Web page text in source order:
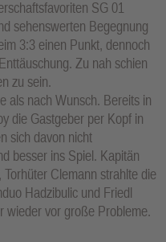
SG 01
sehenswerten Begegnung
3:3 einen Punkt, dennoch
Zu nah schien
zu sein.
als nach Wunsch. Bereits in
die Gastgeber per Kopf in
sich davon nicht
besser ins Spiel. Kapitän
Clemann strahlte die
Hadzibulic und Friedl
wieder vor große Probleme.